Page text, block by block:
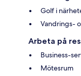
Golf i
Vandrings-
Arbeta på
Business-
Mötesrum